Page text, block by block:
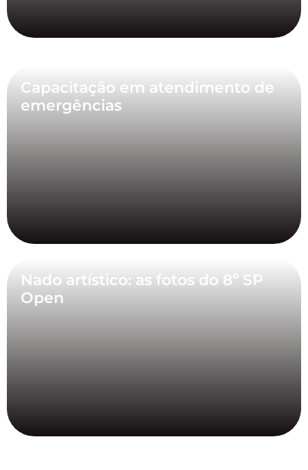
Capacitação em atendimento de
emergências
Nado artístico: as fotos do 8º SP
Open